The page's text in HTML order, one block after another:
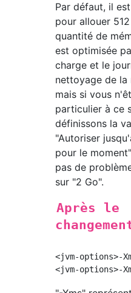
Par défaut, il
pour allouer
quantité de
est optimisée
charge et le
nettoyage de la
mais si vous
particulier à ce
définissons la
"Autoriser
pour le
pas de
sur "2 Go".
Après le
<jvm-options>-